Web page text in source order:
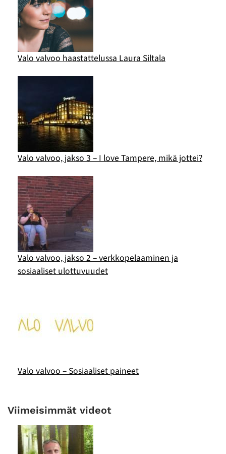
Valo valvoo haastattelussa Laura Siltala
Valo valvoo, jakso 3 – I love Tampere, mikä jottei?
Valo valvoo, jakso 2 – verkkopelaaminen ja
sosiaaliset ulottuvuudet
Valo valvoo – Sosiaaliset paineet
Viimeisimmät videot